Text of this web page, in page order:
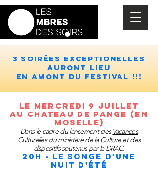
3 soirées EXCEPTIONELLES
auront lieu
en amont du festival !!!
Le mercredi 9 juillet
AU CHATEAU DE PANGE (en
moselle)
Dans le cadre du lancement desVacances
Culturellesdu ministère de la Culture et des
dispositifs soutenus par la DRAC.
20h - Le SOngE d'une
Nuit d'été